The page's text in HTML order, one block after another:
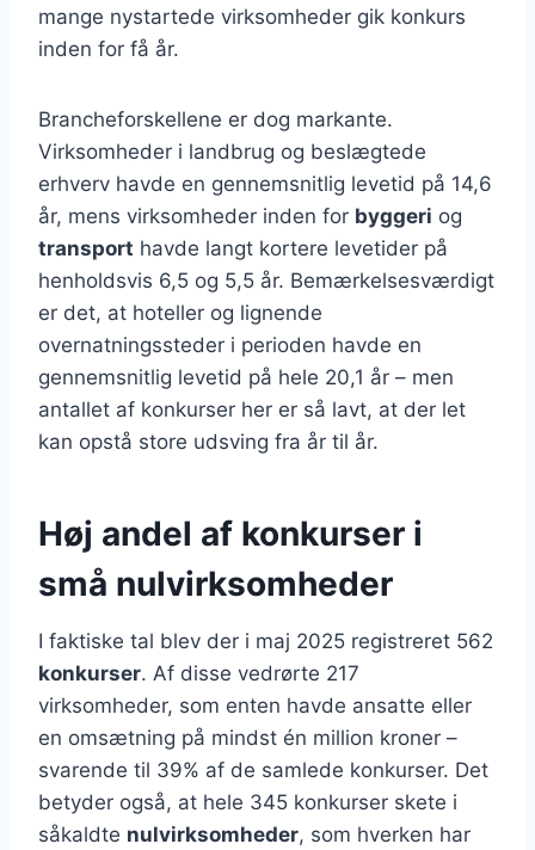
mange nystartede virksomheder gik konkurs
inden for få år.
Brancheforskellene er dog markante.
Virksomheder i landbrug og beslægtede
erhverv havde en gennemsnitlig levetid på 14,6
år, mens virksomheder inden for byggeri og
transport havde langt kortere levetider på
henholdsvis 6,5 og 5,5 år. Bemærkelsesværdigt
er det, at hoteller og lignende
overnatningssteder i perioden havde en
gennemsnitlig levetid på hele 20,1 år – men
antallet af konkurser her er så lavt, at der let
kan opstå store udsving fra år til år.
Høj andel af konkurser i
små nulvirksomheder
I faktiske tal blev der i maj 2025 registreret 562
konkurser. Af disse vedrørte 217
virksomheder, som enten havde ansatte eller
en omsætning på mindst én million kroner –
svarende til 39% af de samlede konkurser. Det
betyder også, at hele 345 konkurser skete i
såkaldte nulvirksomheder, som hverken har